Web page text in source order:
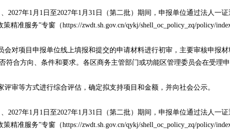
年1月1日至2027年1月31日（第二批）期间，申报单位通过法人一证
精准服务”专窗（https://zwdt.sh.gov.cn/qykj/shell_oc_policy_zq/policy/
对项目申报单位线上填报和提交的申请材料进行初审，主要审核申报材
符合方向、条件和要求。各区商务主管部门或功能区管理委员会在受理
等方式进行综合评估，确定拟支持项目和金额，并向社会公示。
年1月1日至2027年1月31日（第二批）期间，申报单位通过法人一证
精准服务”专窗（https://zwdt.sh.gov.cn/qykj/shell_oc_policy_zq/policy/